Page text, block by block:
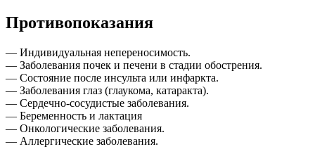
Противопоказания
— Индивидуальная непереносимость.
— Заболевания почек и печени в стадии обострения.
— Состояние после инсульта или инфаркта.
— Заболевания глаз (глаукома, катаракта).
— Сердечно-сосудистые заболевания.
— Беременность и лактация
— Онкологические заболевания.
— Аллергические заболевания.